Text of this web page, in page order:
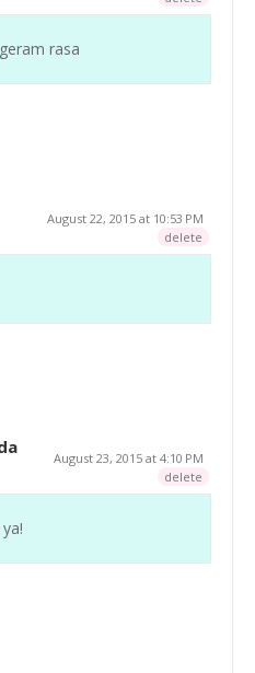
rasa
August 22, 2015 at 10:53 PM
delete
August 23, 2015 at 4:10 PM
delete